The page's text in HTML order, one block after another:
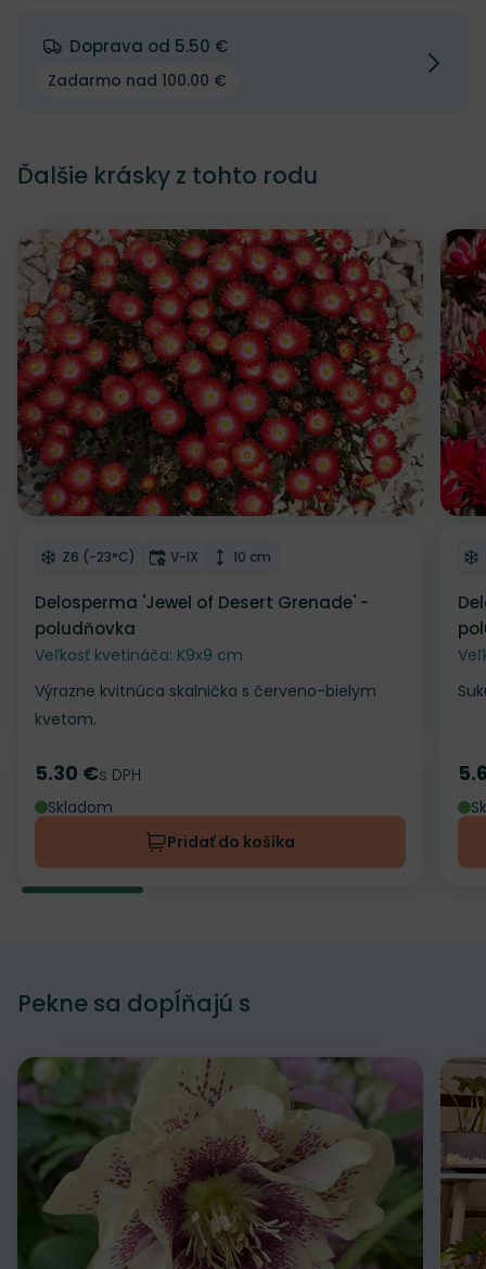
Doprava od 5.50 €
Zadarmo nad 100.00 €
Ďalšie krásky z tohto rodu
Odober do zoznamu želaní
Mrazuvzdornosť
Z6 (-23°C) Doba kvitnutia
V-IX Výška rastliny
10 cm
Delosperma 'Jewel of Desert Grenade' -
poludňovka
Veľkosť kvetináča: K9x9 cm
Výrazne kvitnúca skalnička s červeno-bielym
kvetom.
Cena
5.30 €s DPH
Skladom
Pridať do košíka
Pekne sa dopĺňajú s